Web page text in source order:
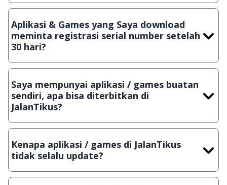
Ya, JalanTikus selalu melakukan scanning dengan 3 jenis
suatu aplikasi atau games, sehingga bisa dijamin 100%
terbebas dari virus.
Aplikasi & Games yang Saya download
meminta registrasi serial number setelah
30 hari?
Meskipun dibagikan secara gratis, namun ada beberapa
hanya bisa digunakan dalam jangka waktu tertentu dan jika
ingin lanjut menggunakannya kamu harus membeli lisensi
aslinya.
Saya mempunyai aplikasi / games buatan
sendiri, apa bisa diterbitkan di
JalanTikus?
Tentu saja bisa. Silahkan kirim email keinfo@jalantikus.com
Lampiran File instalasi / (APK) jika Android
Kenapa aplikasi / games di JalanTikus
tidak selalu update?
Demi menjaga kualitas aplikasi dan games yang ada di